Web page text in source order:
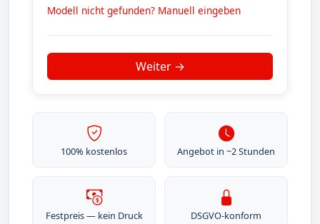
Modell nicht gefunden? Manuell eingeben
100% kostenlos Angebot in ~2 Stunden
Festpreis — kein Druck DSGVO-konform